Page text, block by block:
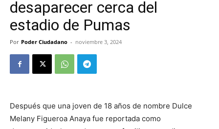
desaparecer cerca del
estadio de Pumas
Por Poder Ciudadano - noviembre 3, 2024
Después que una joven de 18 años de nombre Dulce
Melany Figueroa Anaya fue reportada como